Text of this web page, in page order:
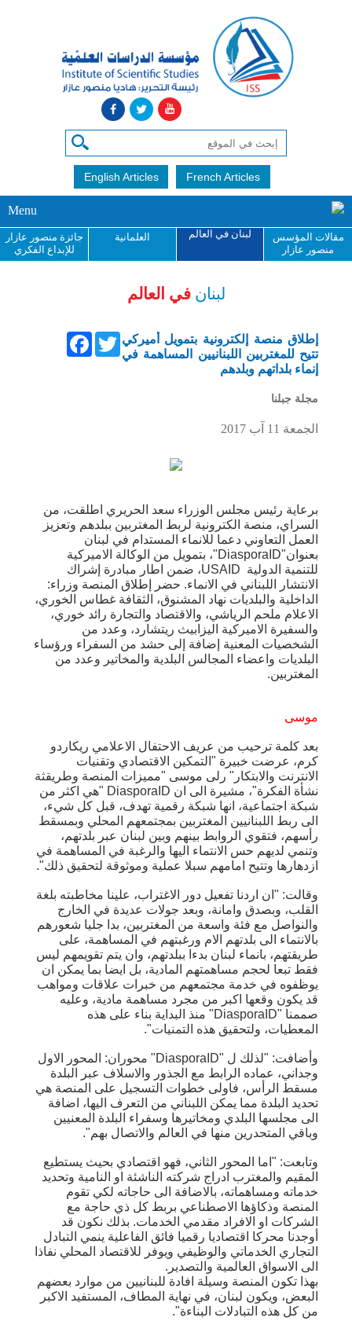
English Articles French Articles
Menu
مقالات المؤسس
منصور عازار
لبنان في العالم العلمانية
جائزة منصور عازار
للإبداع الفكري
لبنان في العالم
FacebookTwitter إطلاق منصة إلكترونية بتمويل أميركي
تتيح للمغتربين اللبنانيين المساهمة في
إنماء بلداتهم وبلدهم
مجلة جبلنا
الجمعة 11 آب 2017
برعاية رئيس مجلس الوزراء سعد الحريري اطلقت، من
السراي، منصة الكترونية لربط المغتربين ببلدهم وتعزيز
العمل التعاوني دعما للانماء المستدام في لبنان
بعنوان"DiasporaID"، بتمويل من الوكالة الاميركية
للتنمية الدولية USAID، ضمن اطار مبادرة إشراك
الانتشار اللبناني في الانماء. حضر إطلاق المنصة وزراء:
الداخلية والبلديات نهاد المشنوق، الثقافة غطاس الخوري،
الاعلام ملحم الرياشي، والاقتصاد والتجارة رائد خوري،
والسفيرة الاميركية اليزابيث ريتشارد، وعدد من
الشخصيات المعنية إضافة إلى حشد من السفراء ورؤساء
البلديات واعضاء المجالس البلدية والمخاتير وعدد من
المغتربين.
موسى
بعد كلمة ترحيب من عريف الاحتفال الاعلامي ريكاردو
كرم، عرضت خبيرة "التمكين الاقتصادي وتقنيات
الانترنت والابتكار" رلى موسى "مميزات المنصة وطريقثة
نشأة الفكرة"، مشيرة الى ان DiasporaID "هي اكثر من
شبكة اجتماعية، انها شبكة رقمية تهدف، قبل كل شيء،
الى ربط اللبنانيين المغتربين بمجتمعهم المحلي وبمسقط
رأسهم، فتقوي الروابط بينهم وبين لبنان عبر بلدتهم،
وتنمي لديهم حس الانتماء اليها والرغبة في المساهمة في
ازدهارها وتتيح امامهم سبلا عملية وموثوقة لتحقيق ذلك".
وقالت: "ان اردنا تفعيل دور الاغتراب، علينا مخاطبته بلغة
القلب، وبصدق وامانة، وبعد جولات عديدة في الخارج
والنواصل مع فئة واسعة من المغتربين، بدا جليا شعورهم
بالانتماء الى بلدتهم الام ورغبتهم في المساهمة، على
طريقتهم، بانماء لبنان بدءا ببلدتهم، وان يتم تقويمهم ليس
فقط تبعا لحجم مساهمتهم المادية، بل ايضا بما يمكن ان
يوظفوه في خدمة مجتمعهم من خبرات علاقات ومواهب
قد يكون وقعها اكبر من مجرد مساهمة مادية، وعليه
صممنا "DiasporaID" منذ البداية بناء على هذه
المعطيات، ولتحقيق هذه التمنيات".
وأضافت: "لذلك ل "DiasporaID" محوران: المحور الاول
وجداني، عماده الرابط مع الجذور والاسلاف عبر البلدة
مسقط الرأس، فاولى خطوات التسجيل على المنصة هي
تحديد البلدة مما يمكن اللبناني من التعرف اليها، اضافة
الى مجلسها البلدي ومخاتيرها وسفراء البلدة المعنيين
وباقي المتحدرين منها في العالم والاتصال بهم".
وتابعت: "اما المحور الثاني، فهو اقتصادي بحيث يستطيع
المقيم والمغترب ادراج شركته الناشئة او النامية وتحديد
خدماته ومساهماته، بالاضافة الى حاجاته لكي تقوم
المنصة وذكاؤها الاصطناعي بربط كل ذي حاجة مع
الشركات او الافراد مقدمي الخدمات. بذلك نكون قد
أوجدنا محركا اقتصاديا رقميا فائق الفاعلية ينمي التبادل
التجاري الخدماتي والوظيفي ويوفر للاقتصاد المحلي نفاذا
الى الاسواق العالمية والتصدير.
بهذا تكون المنصة وسيلة افادة للبنانيين من موارد بعضهم
البعض، ويكون لبنان، في نهاية المطاف، المستفيد الاكبر
من كل هذه التبادلات البناءة".